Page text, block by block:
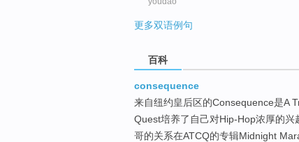
更多双语例句
百科
consequence
来自纽约皇后区的Consequence是A
Quest培养了自己对Hip-Hop浓厚的
哥的关系在ATCQ的专辑Midnight